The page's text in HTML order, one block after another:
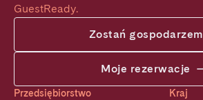
GuestReady.
Zostań gospodarzem
Moje rezerwacje
Przedsiębiorstwo Kraj